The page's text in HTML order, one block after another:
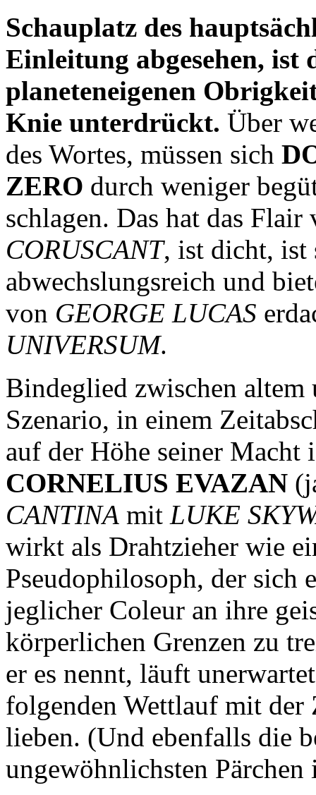
Schauplatz des
Einleitung abgesehen,
planeteneigenen
Knie unterdrückt. Über
des Wortes, müssen sich
ZERO durch weniger
schlagen. Das hat das
CORUSCANT, ist dicht, ist
abwechslungsreich und
von GEORGE LUCAS
UNIVERSUM.
Bindeglied zwischen
Szenario, in einem
auf der Höhe seiner Macht
CORNELIUS EVAZAN
CANTINA mit LUKE
wirkt als Drahtzieher wie
Pseudophilosoph, der sich
jeglicher Coleur an ihre
körperlichen Grenzen zu
er es nennt, läuft
folgenden Wettlauf mit
lieben. (Und ebenfalls die
ungewöhnlichsten